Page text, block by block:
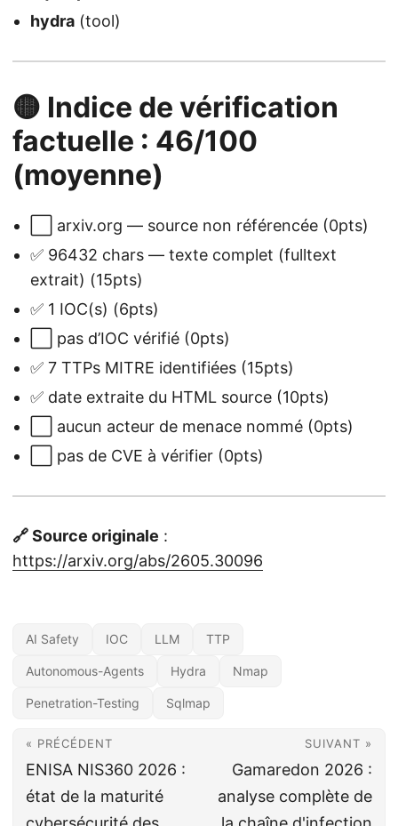
hydra (tool)
🟡 Indice de vérification
factuelle : 46/100
(moyenne)
⬜ arxiv.org — source non référencée (0pts)
✅ 96432 chars — texte complet (fulltext
extrait) (15pts)
✅ 1 IOC(s) (6pts)
⬜ pas d’IOC vérifié (0pts)
✅ 7 TTPs MITRE identifiées (15pts)
✅ date extraite du HTML source (10pts)
⬜ aucun acteur de menace nommé (0pts)
⬜ pas de CVE à vérifier (0pts)
🔗 Source originale :
https://arxiv.org/abs/2605.30096
AI Safety IOC LLM TTP
Autonomous-Agents Hydra Nmap
Penetration-Testing Sqlmap
« PRÉCÉDENT
ENISA NIS360 2026 :
état de la maturité
SUIVANT »
Gamaredon 2026 :
analyse complète de